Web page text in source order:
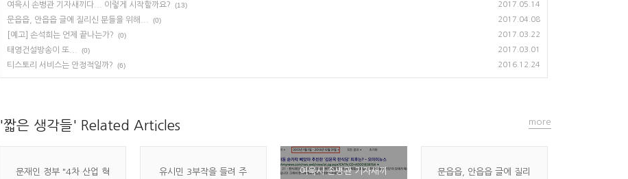
여윽시 손병관 기자새끼다... 이렇게 시작할까요? (13) 2017.05.14
문읍읍, 안읍읍 글에 질리신 분들을 위해... (0) 2017.04.08
[예고] 손석희는 언제 끝나는가? (0) 2017.03.22
태영건설방송이 또... (0) 2017.03.01
티스토리 서비스는 안정적일까? (6) 2016.12.24
'짧은 생각들' Related Articles
문재인 정부 "4차 산업 혁
유시민 3부작을 들려 주
여윽시 손병관 기자새끼
문읍읍, 안읍읍 글에 질리
more